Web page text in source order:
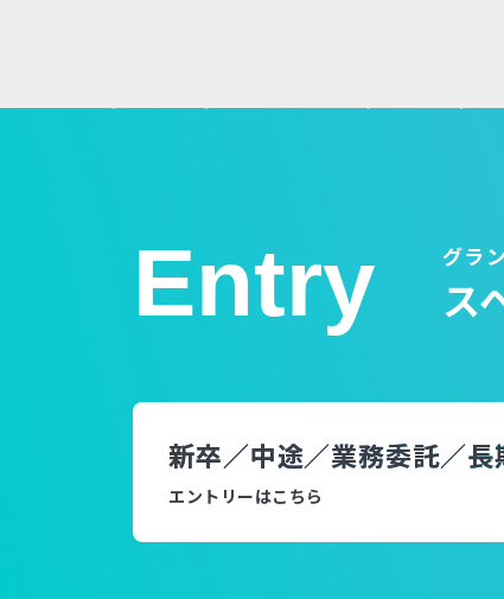
Entry グラ
ス
新卒／中途／業務委託／長
エントリーはこちら